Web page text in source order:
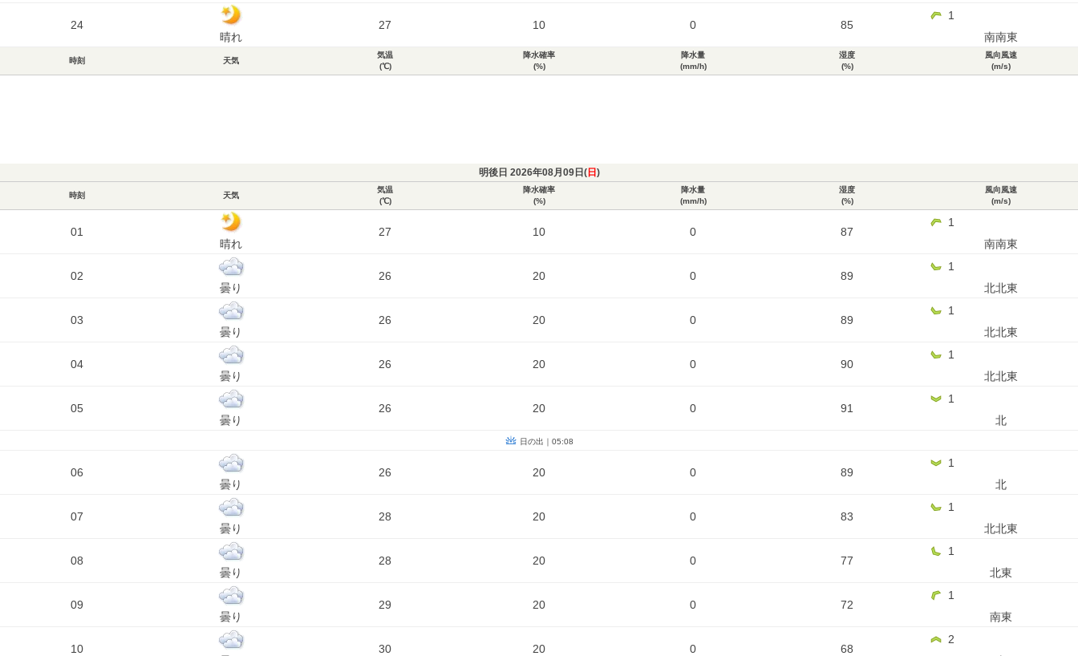
24
晴れ
27 10 0 85
1
南南東
時刻 天気
気温
(℃)
降水確率
(%)
降水量
(mm/h)
湿度
(%)
風向風速
(m/s)
明後日 2026年08月09日(日 )
時刻 天気
気温
(℃)
降水確率
(%)
降水量
(mm/h)
湿度
(%)
風向風速
(m/s)
01
晴れ
27 10 0 87
1
南南東
02
曇り
26 20 0 89
1
北北東
03
曇り
26 20 0 89
1
北北東
04
曇り
26 20 0 90
1
北北東
05
曇り
26 20 0 91
1
北
日の出｜05:08
06
曇り
26 20 0 89
1
北
07
曇り
28 20 0 83
1
北北東
08
曇り
28 20 0 77
1
北東
09
曇り
29 20 0 72
1
南東
10
30 20 0 68
2